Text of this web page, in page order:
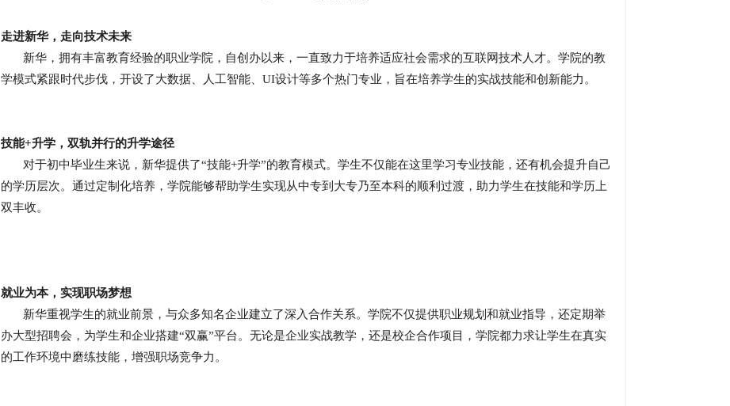
走进新华，走向技术未来
新华，拥有丰富教育经验的职业学院，自创办以来，一直致力于培养适应社会需求的互联网技术人才。学院的教
学模式紧跟时代步伐，开设了大数据、人工智能、UI设计等多个热门专业，旨在培养学生的实战技能和创新能力。
技能+升学，双轨并行的升学途径
对于初中毕业生来说，新华提供了“技能+升学”的教育模式。学生不仅能在这里学习专业技能，还有机会提升自己
的学历层次。通过定制化培养，学院能够帮助学生实现从中专到大专乃至本科的顺利过渡，助力学生在技能和学历上
双丰收。
就业为本，实现职场梦想
新华重视学生的就业前景，与众多知名企业建立了深入合作关系。学院不仅提供职业规划和就业指导，还定期举
办大型招聘会，为学生和企业搭建“双赢”平台。无论是企业实战教学，还是校企合作项目，学院都力求让学生在真实
的工作环境中磨练技能，增强职场竞争力。